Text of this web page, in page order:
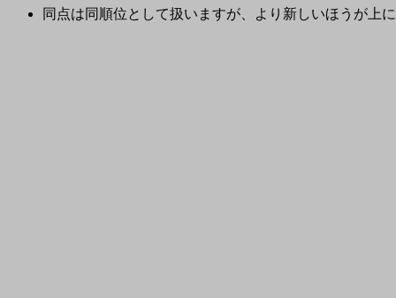
同点は同順位として扱いますが、より新しいほうが上